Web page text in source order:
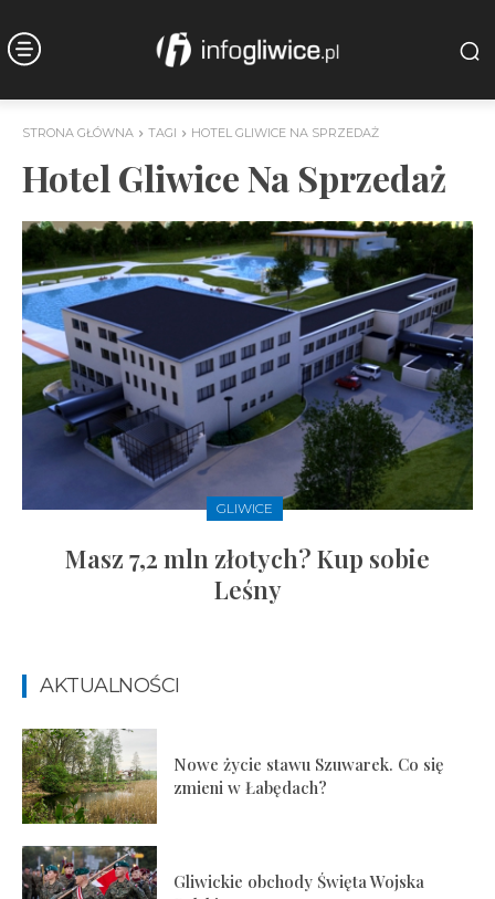
STRONA GŁÓWNA TAGI HOTEL GLIWICE NA SPRZEDAŻ
Hotel Gliwice Na Sprzedaż
GLIWICE
Masz 7,2 mln złotych? Kup sobie
Leśny
AKTUALNOŚCI
Nowe życie stawu Szuwarek. Co się
zmieni w Łabędach?
Gliwickie obchody Święta Wojska